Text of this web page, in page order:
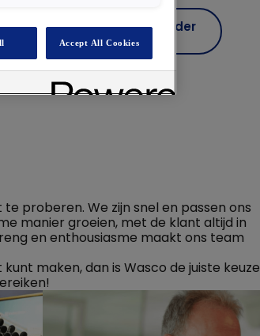
Lees verder
proberen. We zijn snel en passen ons
manier groeien, met de klant altijd in
en enthousiasme maakt ons team
maken, dan is Wasco de juiste keuze
Accept All Cookies